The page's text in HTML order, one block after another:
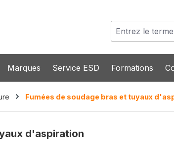
Marques Service ESD Formations
Fumées de soudage bras et tuyaux
d'aspiration